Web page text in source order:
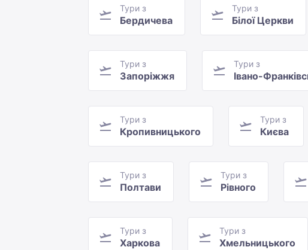
Тури з
Бердичева
Тури з
Білої Церкви
Тури з
Запоріжжя
Тури з
Івано-
Тури з
Кропивницького
Тури з
Києва
Тури з
Полтави
Тури з
Рівного
Тури з
Харкова
Тури з
Хмельницького